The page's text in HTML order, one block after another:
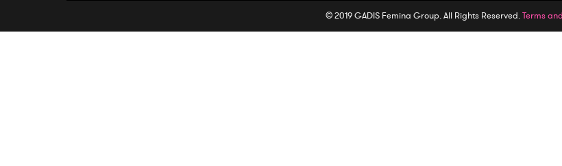
© 2019 GADIS Femina Group. All Rights Reserved.Terms